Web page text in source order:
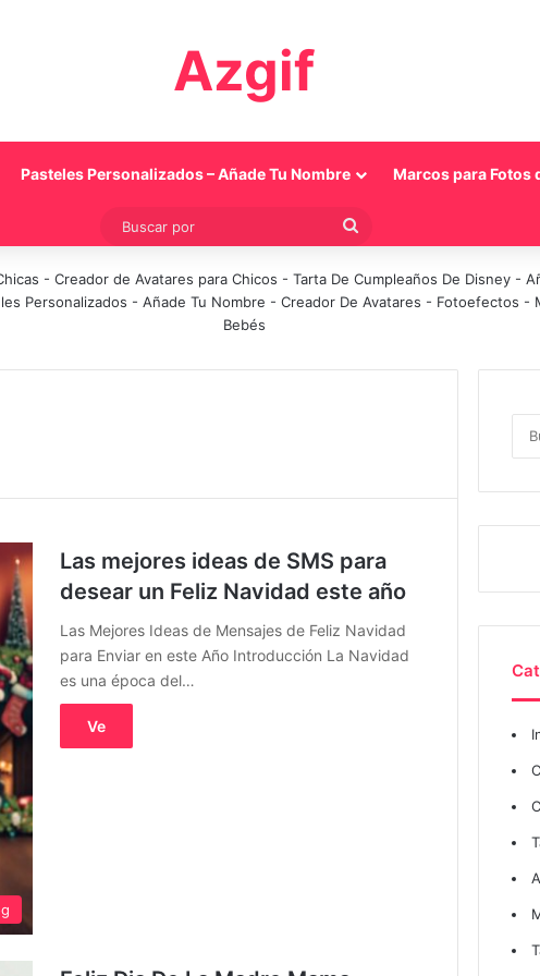
Azgif
Pasteles Personalizados – Añade Tu Nombre Marcos para Fotos
Buscar
- Creador de Avatares para Chicos - Tarta De Cumpleaños De Disney -
Personalizados - Añade Tu Nombre - Creador De Avatares - Fotoefectos -
Bebés
Las mejores ideas de SMS para
desear un Feliz Navidad este año
Las Mejores Ideas de Mensajes de Feliz Navidad
para Enviar en este Año Introducción La Navidad
es una época del…
Ve